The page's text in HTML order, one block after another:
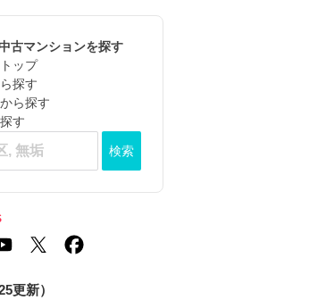
古マンションを探す
ップ
探す
ら探す
す
検索
更新）